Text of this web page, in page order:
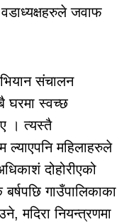
जवाफ
संचालन
घरमा स्वच्छ
। त्यस्तै
ल्याएपनि महिलाहरुले
दोहोरीएको
गाउँपालिकाका
मदिरा नियन्त्रणमा